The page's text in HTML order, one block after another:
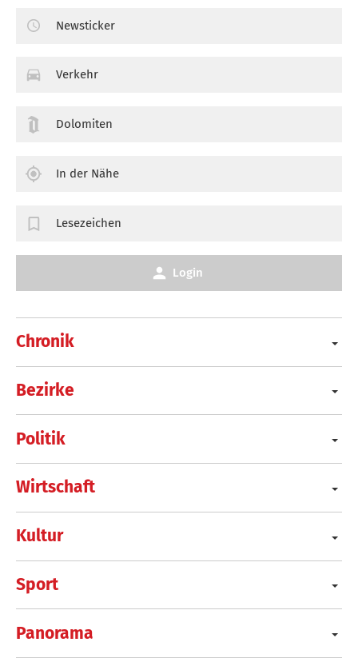
Chronik
Bezirke
Politik
Wirtschaft
Kultur
Sport
Panorama
Newsticker
Verkehr
Dolomiten
In der Nähe
Lesezeichen
Login